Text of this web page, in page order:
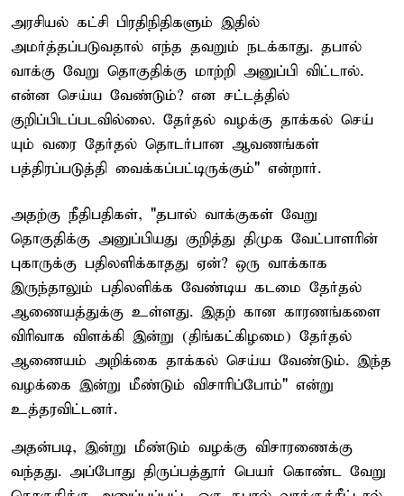
அரசியல் கட்சி பிரதிநிதிகளும் இதில்
அமர்த்தப்படுவதால் எந்த தவறும் நடக்காது. தபால்
வாக்கு வேறு தொகுதிக்கு மாற்றி அனுப்பி விட்டால்.
என்ன செய்ய வேண்டும்? என சட்டத்தில்
குறிப்பிடப்படவில்லை. தேர்தல் வழக்கு தாக்கல் செய்
யும் வரை தேர்தல் தொடர்பான ஆவணங்கள்
பத்திரப்படுத்தி வைக்கப்பட்டிருக்கும்" என்றார்.
அதற்கு நீதிபதிகள், "தபால் வாக்குகள் வேறு
தொகுதிக்கு அனுப்பியது குறித்து திமுக வேட்பாளரின்
புகாருக்கு பதிலளிக்காதது ஏன்? ஒரு வாக்காக
இருந்தாலும் பதிலளிக்க வேண்டிய கடமை தேர்தல்
ஆணையத்துக்கு உள்ளது. இதற் கான காரணங்களை
விரிவாக விளக்கி இன்று (திங்கட்கிழமை) தேர்தல்
ஆணையம் அறிக்கை தாக்கல் செய்ய வேண்டும். இந்த
வழக்கை இன்று மீண்டும் விசாரிப்போம்" என்று
உத்தரவிட்டனர்.
அதன்படி, இன்று மீண்டும் வழக்கு விசாரணைக்கு
வந்தது. அப்போது திருப்பத்தூர் பெயர் கொண்ட வேறு